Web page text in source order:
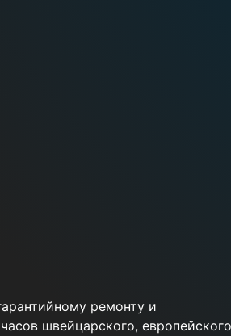
ремонту и
швейцарского, европейского